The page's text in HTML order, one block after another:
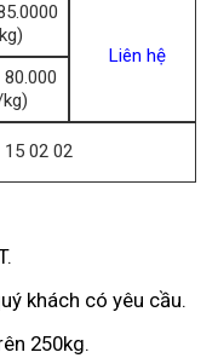
Liên hệ
15 02 02
khách có yêu cầu.
250kg.